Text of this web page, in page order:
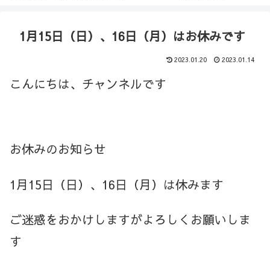
1月15日（日）、16日（月）はお休みです
2023.01.20 2023.01.14
こんにちは、チャンネルです
お休みのお知らせ
1月15日（日）、16日（月）は休みます
ご迷惑をおかけしますがよろしくお願いしま
す